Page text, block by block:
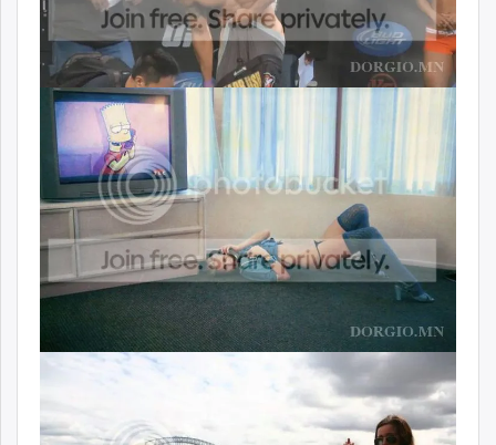
ikon.mn
mnb.mn
Livetv.mn
Eguur.mn
24tsag.mn
shuud.mn
eagle.mn
ergelt.mn
zarig.mn
zuv.mn
ugluu.mn
asu.mn